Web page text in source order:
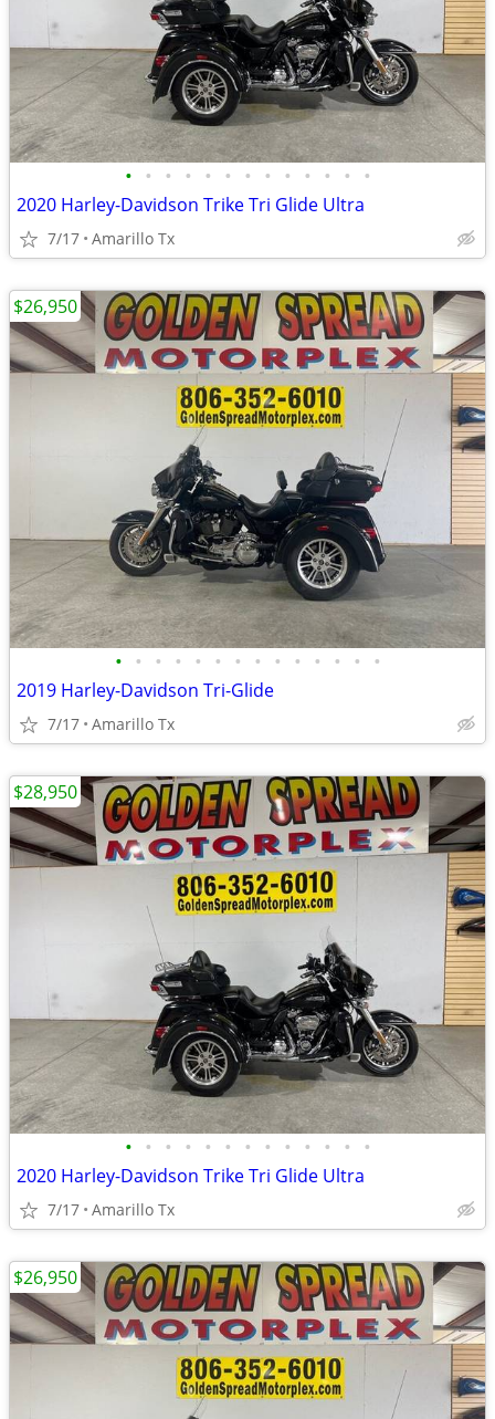
• • • • • • • • • • • • •
2020 Harley-Davidson Trike Tri Glide Ultra
7/17 Amarillo Tx
• • • • • • • • • • • • • •
2019 Harley-Davidson Tri-Glide
7/17 Amarillo Tx
$26,950
• • • • • • • • • • • • •
2020 Harley-Davidson Trike Tri Glide Ultra
7/17 Amarillo Tx
$28,950
$26,950